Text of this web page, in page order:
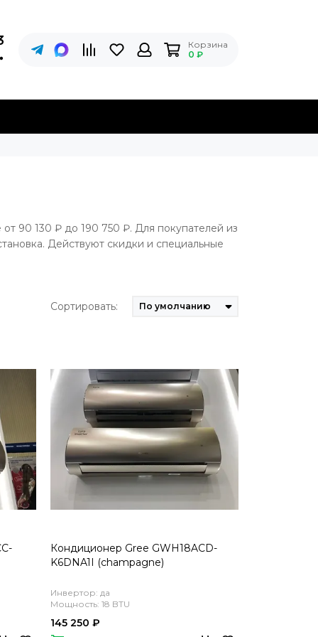
Корзина
0 ₽
90 130 ₽ до 190 750 ₽. Для покупателей из
Действуют скидки и специальные
Сортировать:
Кондиционер Gree GWH18ACD-
K6DNA1I (champagne)
Инвертор: да
Мощность: 18 BTU
145 250 ₽